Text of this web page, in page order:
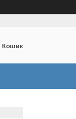
Кошик